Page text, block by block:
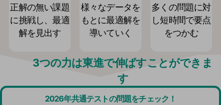
正解の無い課題
に挑戦し、最適
解を見出す
様々なデータを
もとに最適解を
導いていく
多くの問題に対
し短時間で要点
をつかむ
3つの力は東進で伸ばすことができま
す
2026年共通テストの問題をチェック！